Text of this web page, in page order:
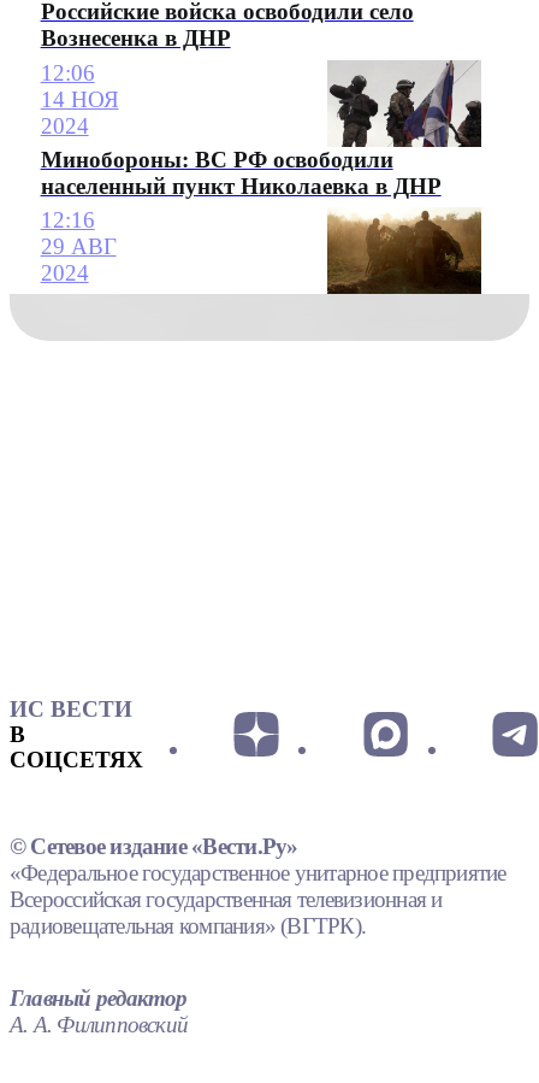
Российские войска освободили село
Вознесенка в ДНР
12:06
14 НОЯ
2024
Минобороны: ВС РФ освободили
населенный пункт Николаевка в ДНР
12:16
29 АВГ
2024
ИС ВЕСТИ
В
СОЦСЕТЯХ
© Сетевое издание «Вести.Ру»
«Федеральное государственное унитарное предприятие
Всероссийская государственная телевизионная и
радиовещательная компания» (ВГТРК).
Главный редактор
А. А. Филипповский